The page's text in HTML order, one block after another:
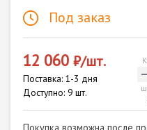
Под заказ
12 060 ₽/шт.
Поставка: 1-3 дня
Доступно: 9 шт.
-